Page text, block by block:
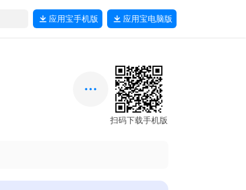
应用宝手机版 应用宝电脑版
扫码下载手机版